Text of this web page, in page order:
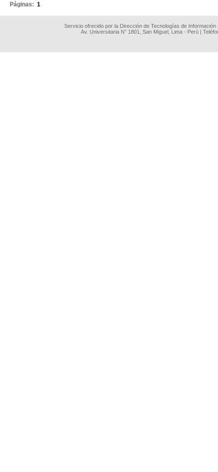
Páginas: 1
Servicio ofrecido por la Dirección de Tecnologías de
Av. Universitaria N° 1801, San Miguel, Lima - Perú |